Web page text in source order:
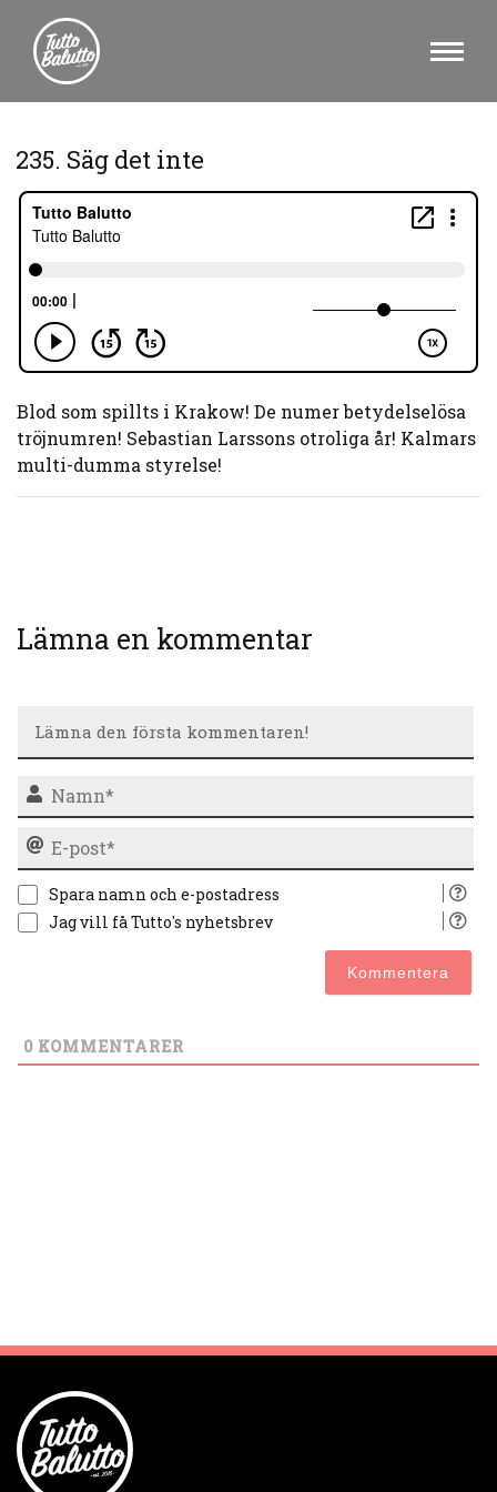
235. Säg det inte
Blod som spillts i Krakow! De numer betydelselösa
tröjnumren! Sebastian Larssons otroliga år! Kalmars
multi-dumma styrelse!
Lämna en kommentar
Spara namn och e-postadress
Jag vill få Tutto's nyhetsbrev
0 KOMMENTARER